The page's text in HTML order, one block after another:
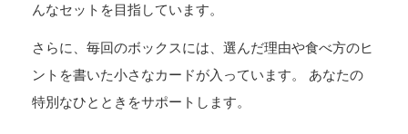
んなセットを目指しています。
さらに、毎回のボックスには、選んだ理由や食べ方のヒ
ントを書いた小さなカードが入っています。 あなたの
特別なひとときをサポートします。